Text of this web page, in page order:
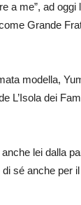
a me”, ad
Grande
modella,
L’Isola dei
lei dalla
di sé anche per